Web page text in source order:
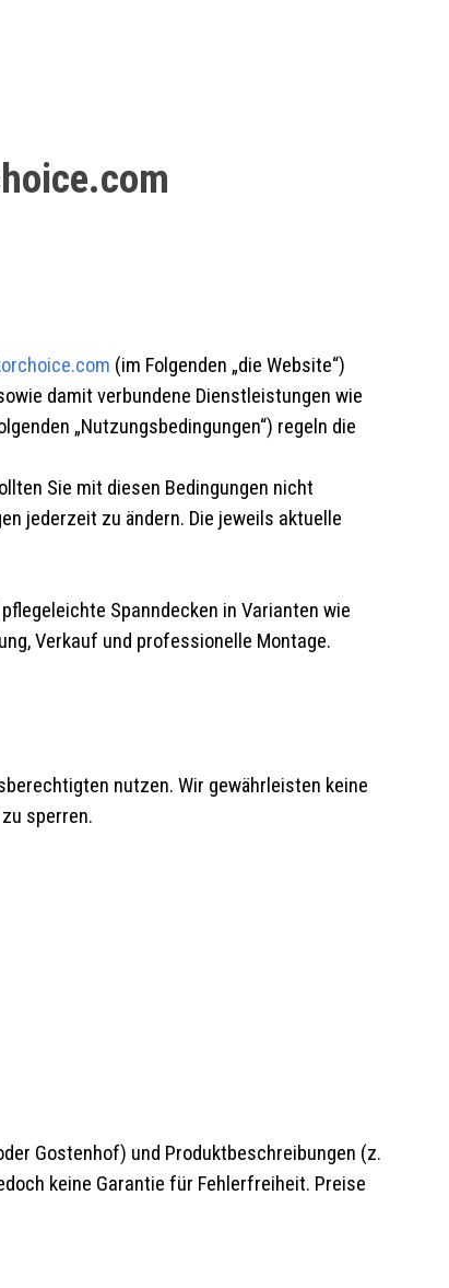
(im Folgenden „die Website“)
damit verbundene Dienstleistungen wie
„Nutzungsbedingungen“) regeln die
Sie mit diesen Bedingungen nicht
jederzeit zu ändern. Die jeweils aktuelle
Spanndecken in Varianten wie
Verkauf und professionelle Montage.
nutzen. Wir gewährleisten keine
sperren.
Gostenhof) und Produktbeschreibungen (z.
keine Garantie für Fehlerfreiheit. Preise